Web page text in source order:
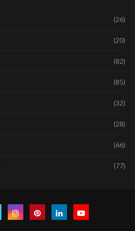
(26)
(20)
(82)
(85)
(32)
(28)
(66)
(77)